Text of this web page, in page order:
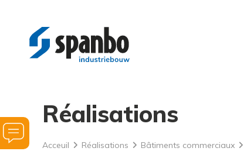
Demandez
Réalisations
Acceuil Réalisations Bâtiments commerciaux